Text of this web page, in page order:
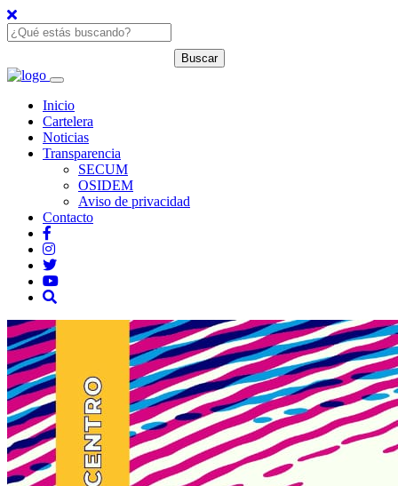
Inicio
Cartelera
Noticias
Transparencia
SECUM
OSIDEM
Aviso de privacidad
Contacto